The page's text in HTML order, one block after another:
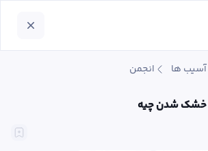
آسیب ها انجمن
خشک شدن چیه